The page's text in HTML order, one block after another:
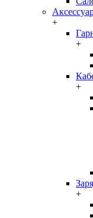
+
+
+
+